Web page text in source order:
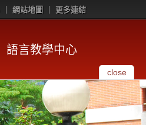
網站地圖 更多連結
語言教學中心
close